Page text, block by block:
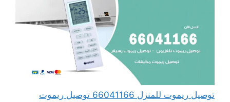
توصيل ريموت للمنزل 66041166 توصيل ريموت